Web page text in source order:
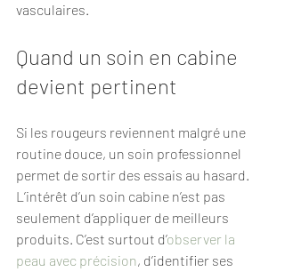
vasculaires.
Quand un soin en cabine
devient pertinent
Si les rougeurs reviennent malgré une
routine douce, un soin professionnel
permet de sortir des essais au hasard.
L’intérêt d’un soin cabine n’est pas
seulement d’appliquer de meilleurs
produits. C’est surtout d’observer la
peau avec précision, d’identifier ses